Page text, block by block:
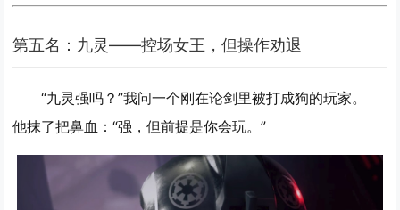
第五名：九灵——控场女王，但操作劝退
“九灵强吗？”我问一个刚在论剑里被打成狗的玩家。
他抹了把鼻血：“强，但前提是你会玩。”